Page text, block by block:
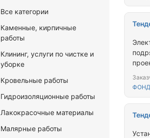
Донецкая Народная
Еврейская автономная
Забайкальский край
Запорожская область
Ивановская область
Иркутская область
Калининградская область
Все категории
Каменные, кирпичные
работы
Клининг, услуги по чистке и
уборке
Кровельные работы
Гидроизоляционные работы
Лакокрасочные материалы
Малярные работы